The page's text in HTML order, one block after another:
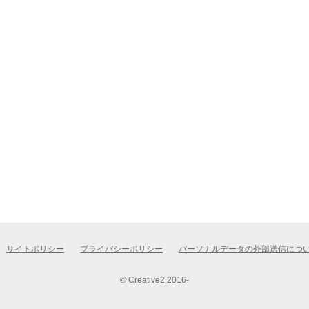
サイトポリシー プライバシーポリシー パーソナルデータの外部送信につ
© Creative2 2016-